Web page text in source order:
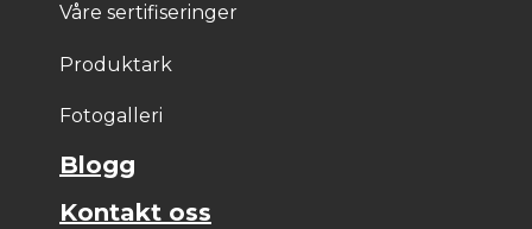
Våre sertifiseringer
Produktark
Fotogalleri
Blogg
Kontakt oss